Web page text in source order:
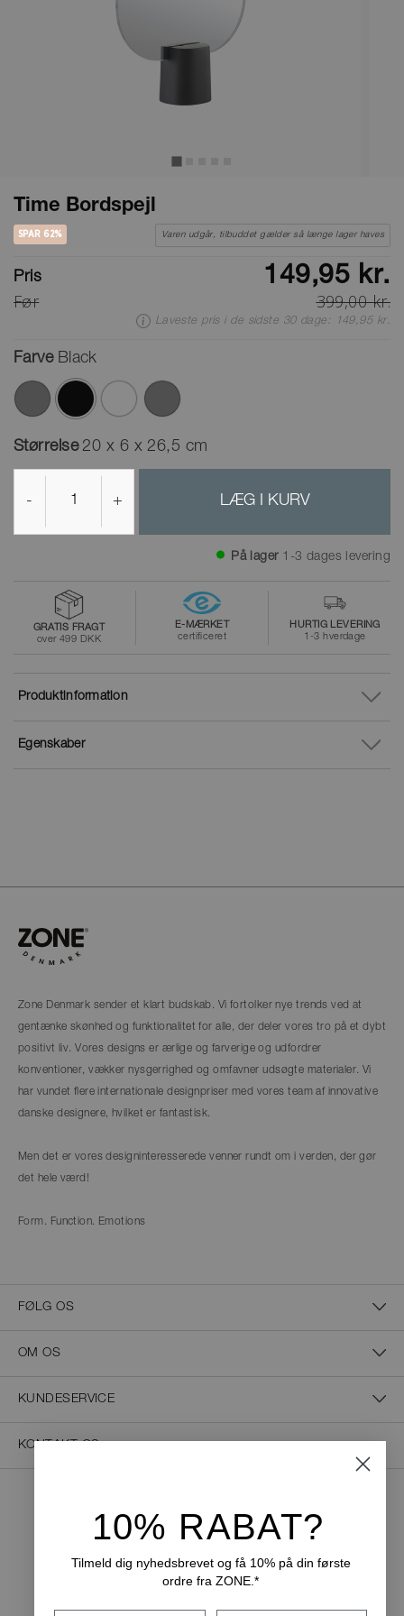
Time Bordspejl
SPAR 62% Varen udgår, tilbuddet gælder så længe lager haves
Pris 149,95 kr.
Før 399,00 kr.
Laveste pris i de sidste 30 dage: 149,95 kr.
Farve Black
valgte
Størrelse 20 x 6 x 26,5 cm
- + LÆG I KURV
På lager 1-3 dages levering
GRATIS FRAGT
over 499 DKK
E-MÆRKET
certificeret
HURTIG LEVERING
1-3 hverdage
Egenskaber
Produktinformation
Zone Denmark sender et klart budskab. Vi fortolker nye trends ved at
gentænke skønhed og funktionalitet for alle, der deler vores tro på et dybt
positivt liv. Vores designs er ærlige og farverige og udfordrer
konventioner, vækker nysgerrighed og omfavner udsøgte materialer. Vi
har vundet flere internationale designpriser med vores team af innovative
danske designere, hvilket er fantastisk.
Men det er vores designinteresserede venner rundt om i verden, der gør
det hele værd!
Form. Function. Emotions
FØLG OS
OM OS
KUNDESERVICE
KONTAKT OS
NEM BETALING
LEVERINGSMULIGHEDER
10% RABAT?
Tilmeld dig nyhedsbrevet og få 10% på din første
ordre fra ZONE.*